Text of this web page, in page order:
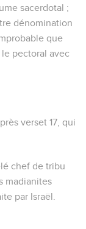
sacerdotal ;
dénomination
que
pectoral avec
verset 17, qui
chef de tribu
madianites
par Israël.